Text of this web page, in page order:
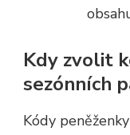
Kdy zvolit
sezónních
Kódy